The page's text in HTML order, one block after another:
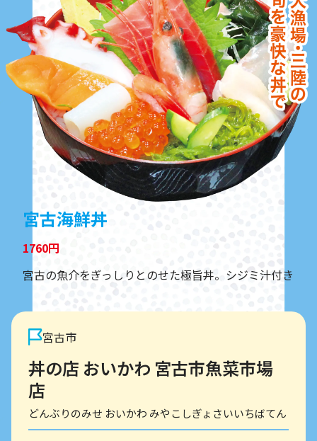
宮古海鮮丼
1760円
宮古の魚介をぎっしりとのせた極旨丼。シジミ汁付き
宮古市
丼の店 おいかわ 宮古市魚菜市場
店
どんぶりのみせ おいかわ みやこしぎょさいいちばてん